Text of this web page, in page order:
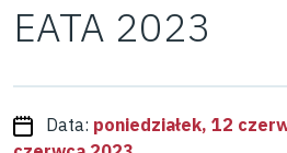
EATA 2023
Data: poniedziałek, 12